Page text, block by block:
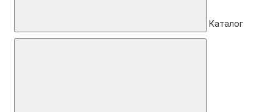
Каталог